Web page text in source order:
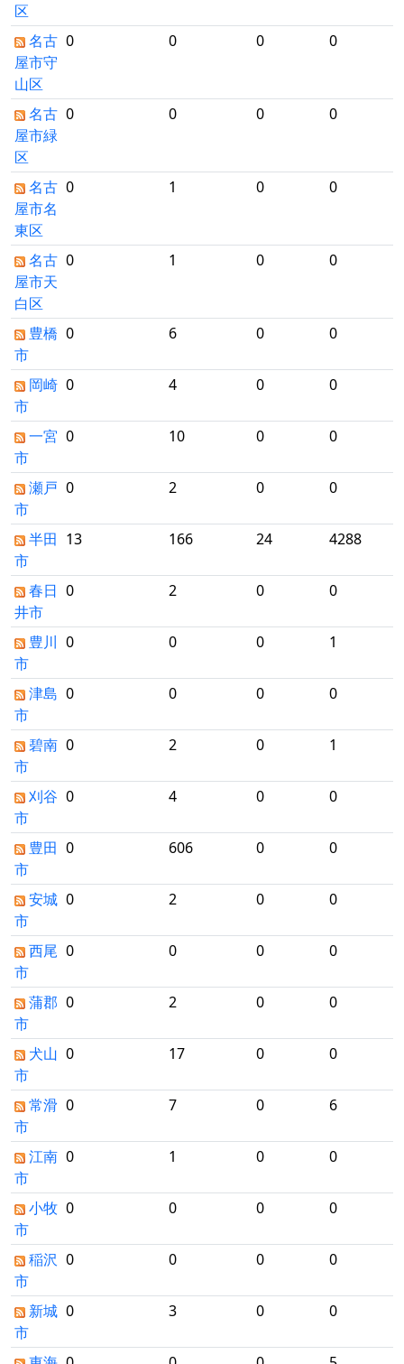
区
名古
屋市守
山区
0 0 0 0
名古
屋市緑
区
0 0 0 0
名古
屋市名
東区
0 1 0 0
名古
屋市天
白区
0 1 0 0
豊橋
市
0 6 0 0
岡崎
市
0 4 0 0
一宮
市
0 10 0 0
瀬戸
市
0 2 0 0
半田
市
13 166 24 4288
春日
井市
0 2 0 0
豊川
市
0 0 0 1
津島
市
0 0 0 0
碧南
市
0 2 0 1
刈谷
市
0 4 0 0
豊田
市
0 606 0 0
安城
市
0 2 0 0
西尾
市
0 0 0 0
蒲郡
市
0 2 0 0
犬山
市
0 17 0 0
常滑
市
0 7 0 6
江南
市
0 1 0 0
小牧
市
0 0 0 0
稲沢
市
0 0 0 0
新城
市
0 3 0 0